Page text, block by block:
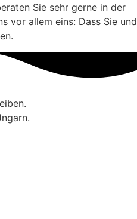
Sie sehr gerne in der
vor allem eins: Dass Sie und